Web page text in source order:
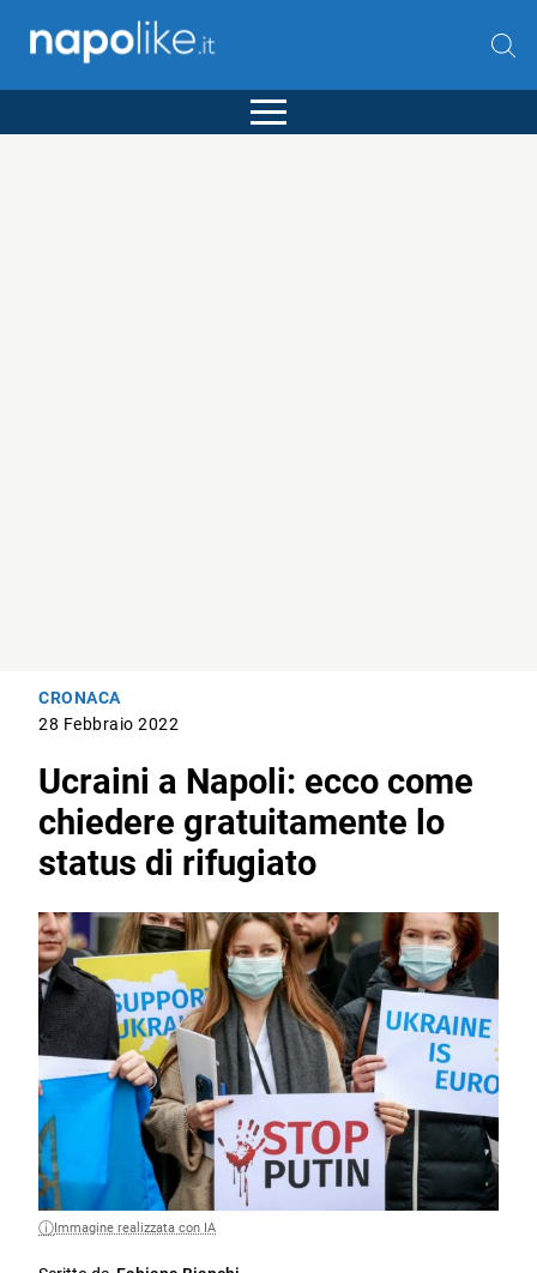
CRONACA
28 Febbraio 2022
Ucraini a Napoli: ecco come
chiedere gratuitamente lo
status di rifugiato
Immagine realizzata con IA